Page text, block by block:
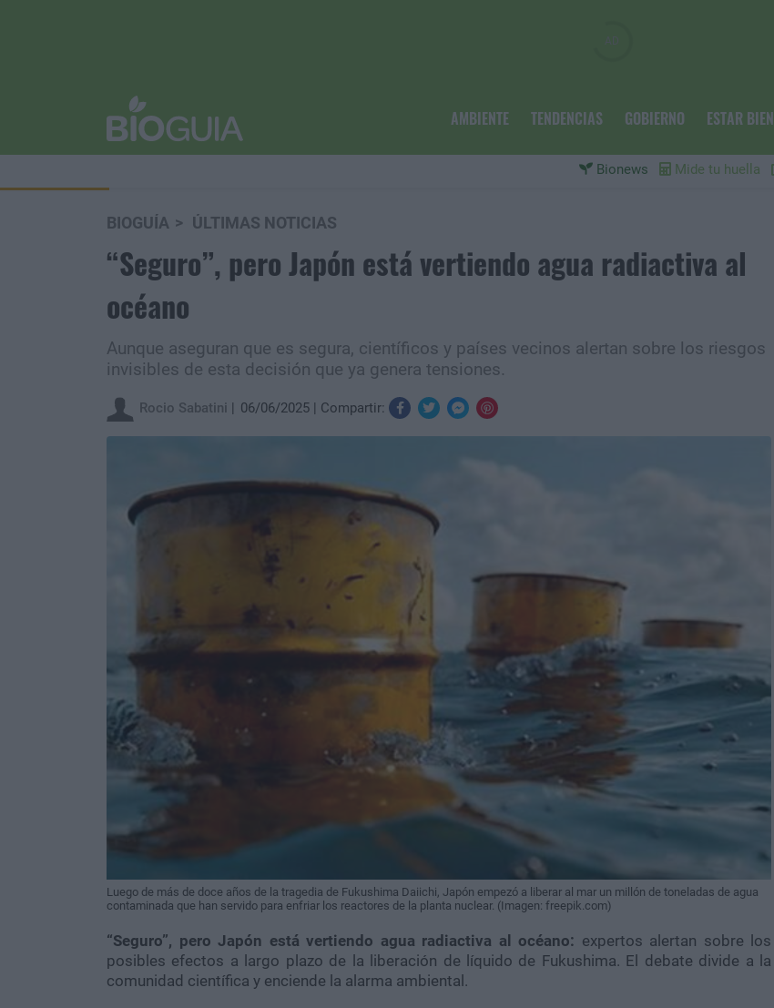
AMBIENTE TENDENCIAS GOBIERNO ESTAR BIEN
Bionews Mide tu huella
BIOGUÍA ÚLTIMAS NOTICIAS
“Seguro”, pero Japón está vertiendo agua radiactiva al
océano
Aunque aseguran que es segura, científicos y países vecinos alertan sobre los riesgos
invisibles de esta decisión que ya genera tensiones.
Rocio Sabatini 06/06/2025 Compartir:
Luego de más de doce años de la tragedia de Fukushima Daiichi, Japón empezó a liberar al mar un millón de toneladas de agua
contaminada que han servido para enfriar los reactores de la planta nuclear. (Imagen: freepik.com)
“Seguro”, pero Japón está vertiendo agua radiactiva al océano: expertos alertan sobre los
posibles efectos a largo plazo de la liberación de líquido de Fukushima. El debate divide a la
comunidad científica y enciende la alarma ambiental.